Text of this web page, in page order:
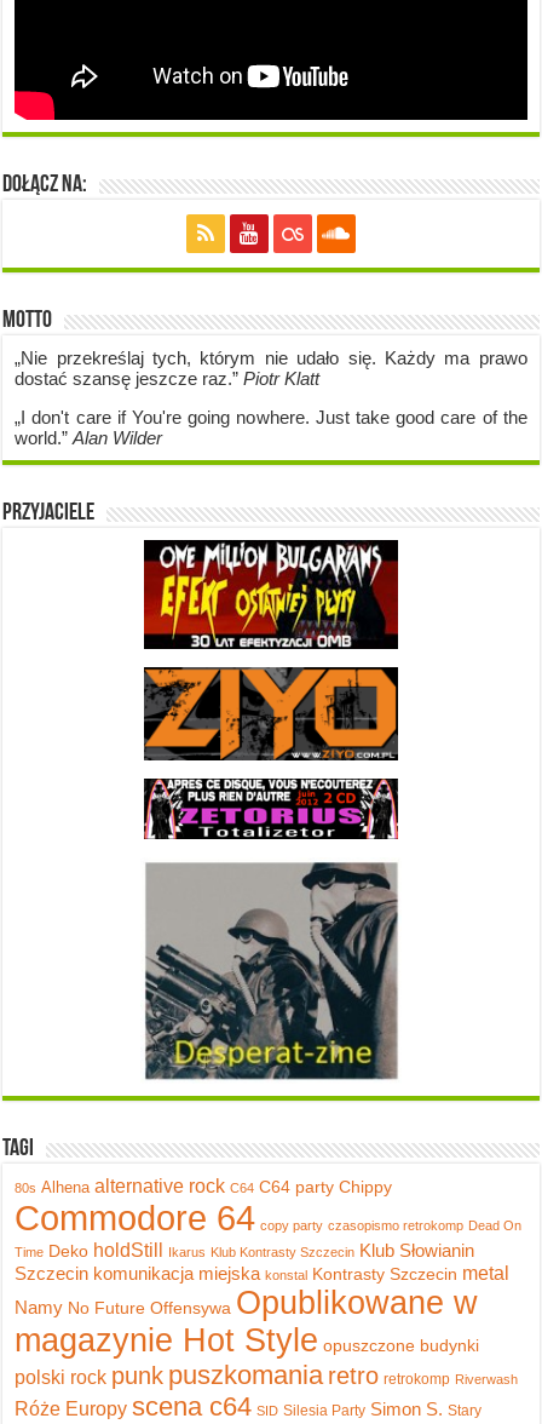
Dołącz na:
Motto
„Nie przekreślaj tych, którym nie udało się. Każdy ma prawo
dostać szansę jeszcze raz.”Piotr Klatt
„I don't care if You're going nowhere. Just take good care of the
world.”Alan Wilder
Przyjaciele
Tagi
80s Alhena alternative rock C64 C64 party Chippy
Commodore 64 copy party czasopismo retrokomp Dead On
Time Deko holdStill Ikarus Klub Kontrasty Szczecin Klub Słowianin
Szczecin komunikacja miejska konstal Kontrasty Szczecin metal
Namy No Future Offensywa Opublikowane w
magazynie Hot Style opuszczone budynki
polski rock punk puszkomania retro retrokomp Riverwash
Róże Europy scena c64 SID Silesia Party Simon S. Stary